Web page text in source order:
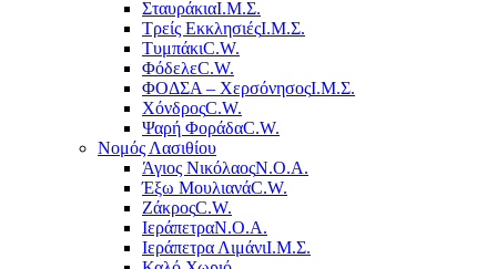
ΣταυράκιαΙ.Μ.Σ.
Τρείς ΕκκλησιέςΙ.Μ.Σ.
ΤυμπάκιC.W.
ΦόδελεC.W.
ΦΟΔΣΑ – ΧερσόνησοςΙ.Μ.Σ.
ΧόνδροςC.W.
Ψαρή ΦοράδαC.W.
Νομός Λασιθίου
Άγιος ΝικόλαοςΝ.Ο.Α.
Έξω ΜουλιανάC.W.
ΖάκροςC.W.
ΙεράπετραΝ.Ο.Α.
Ιεράπετρα ΛιμάνιΙ.Μ.Σ.